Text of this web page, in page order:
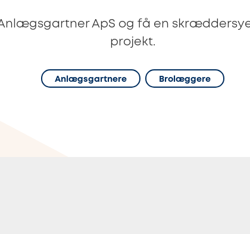
Anlægsgartner ApS og få en
projekt.
Anlægsgartnere Brolæggere